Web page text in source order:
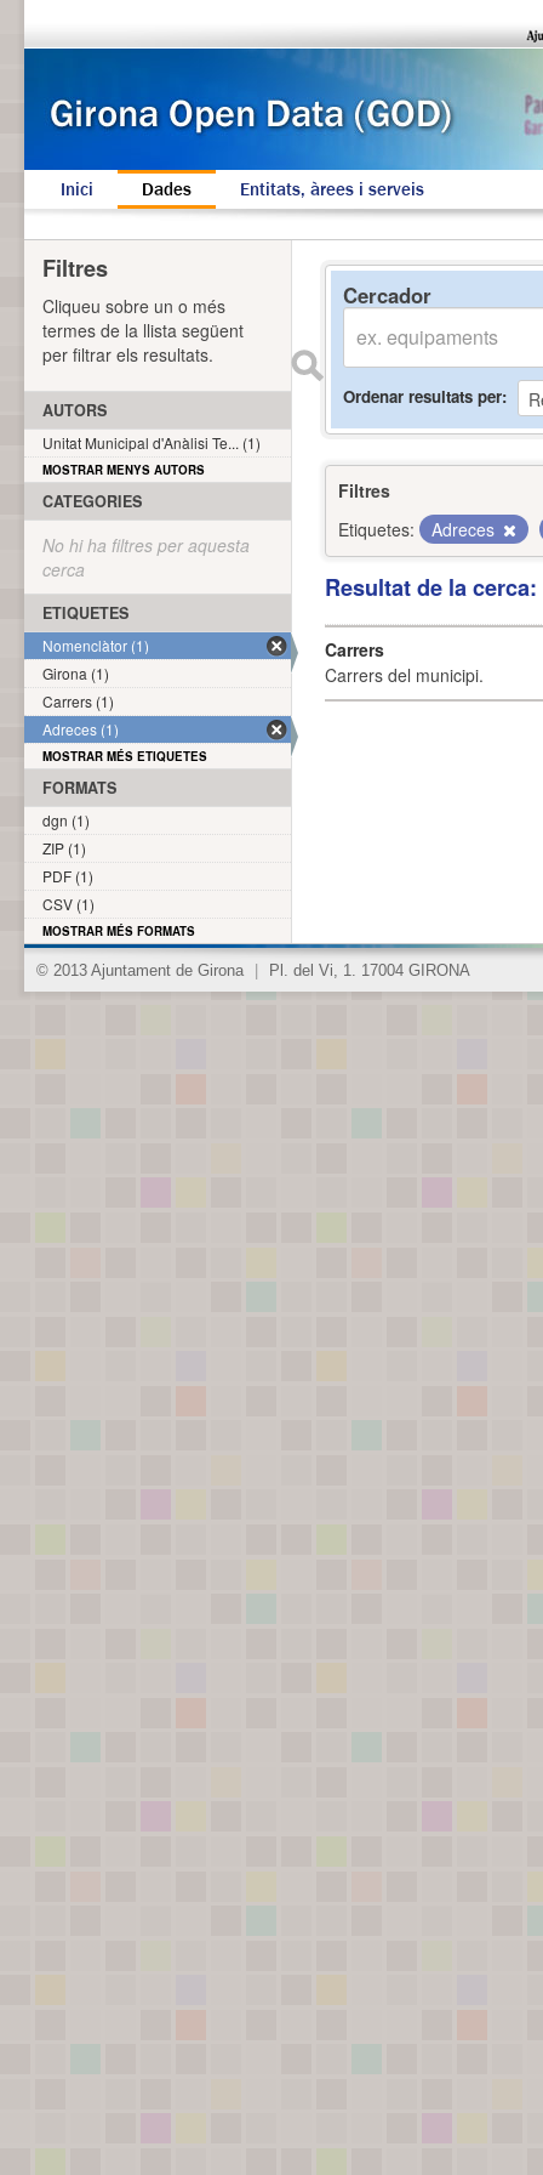
Inici Dades Entitats, àrees i serveis
Cercador
Ordenar resultats per
Filtres
Etiquetes:
Adreces
Resultat de la
Carrers
Carrers del municipi.
Filtres
Cliqueu sobre un o més
termes de la llista següent
per filtrar els resultats.
AUTORS
Unitat Municipal d'Anàlisi Te... (1)
MOSTRAR MENYS AUTORS
CATEGORIES
No hi ha filtres per aquesta
cerca
ETIQUETES
Nomenclàtor (1)
Girona (1)
Carrers (1)
Adreces (1)
MOSTRAR MÉS ETIQUETES
FORMATS
dgn (1)
ZIP (1)
PDF (1)
CSV (1)
MOSTRAR MÉS FORMATS
© 2013 Ajuntament de Girona Pl. del Vi, 1. 17004 GIRONA